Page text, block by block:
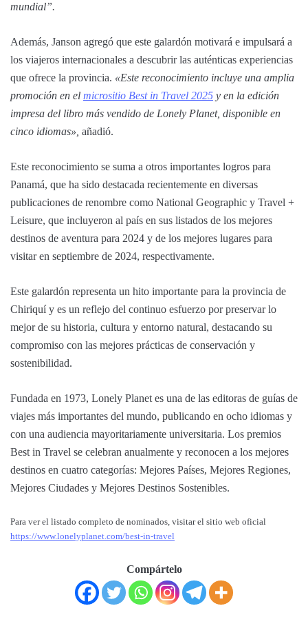
mundial”.
Además, Janson agregó que este galardón motivará e impulsará a
los viajeros internacionales a descubrir las auténticas experiencias
que ofrece la provincia. «Este reconocimiento incluye una amplia
promoción en el micrositio Best in Travel 2025 y en la edición
impresa del libro más vendido de Lonely Planet, disponible en
cinco idiomas», añadió.
Este reconocimiento se suma a otros importantes logros para
Panamá, que ha sido destacada recientemente en diversas
publicaciones de renombre como National Geographic y Travel +
Leisure, que incluyeron al país en sus listados de los mejores
destinos de aventura para 2024 y de los mejores lugares para
visitar en septiembre de 2024, respectivamente.
Este galardón representa un hito importante para la provincia de
Chiriquí y es un reflejo del continuo esfuerzo por preservar lo
mejor de su historia, cultura y entorno natural, destacando su
compromiso con las mejores prácticas de conservación y
sostenibilidad.
Fundada en 1973, Lonely Planet es una de las editoras de guías de
viajes más importantes del mundo, publicando en ocho idiomas y
con una audiencia mayoritariamente universitaria. Los premios
Best in Travel se celebran anualmente y reconocen a los mejores
destinos en cuatro categorías: Mejores Países, Mejores Regiones,
Mejores Ciudades y Mejores Destinos Sostenibles.
Para ver el listado completo de nominados, visitar el sitio web oficial
https://www.lonelyplanet.com/best-in-travel
Compártelo